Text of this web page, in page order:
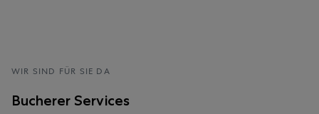
WIR SIND FÜR SIE DA
Bucherer Services